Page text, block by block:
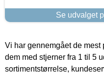
Se udvalget
Vi har gennemgået de
dem med stjerner fra 1 til 5
sortimentstørrelse,